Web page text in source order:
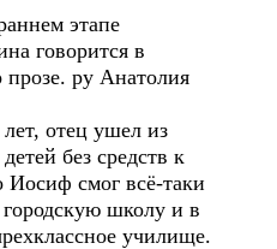
этапе
говорится в
прозе. ру Анатолия
отец ушел из
без средств к
смог всё-таки
школу и в
училище.